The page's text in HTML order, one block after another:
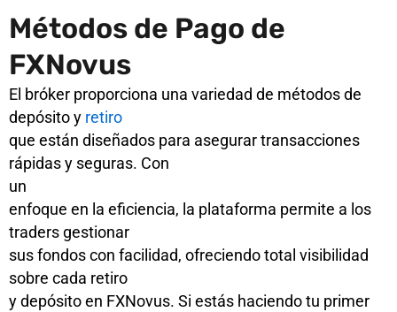
Métodos de Pago de
FXNovus
El bróker proporciona una variedad de métodos de
depósito y retiro
que están diseñados para asegurar transacciones
rápidas y seguras. Con
un
enfoque en la eficiencia, la plataforma permite a los
traders gestionar
sus fondos con facilidad, ofreciendo total visibilidad
sobre cada retiro
y depósito en FXNovus. Si estás haciendo tu primer